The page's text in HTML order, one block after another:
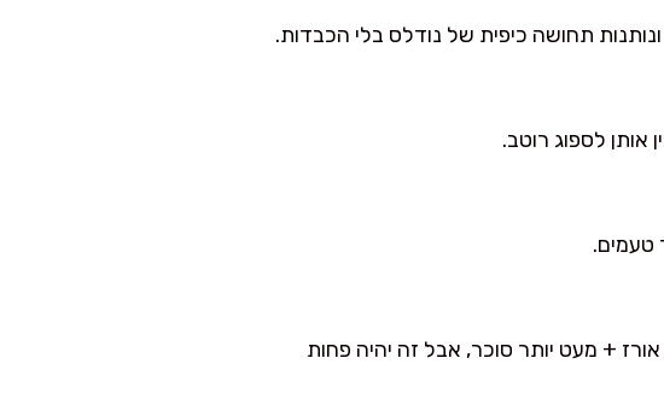
תחושה כיפית של נודלס בלי הכבדות.
טעמים.
פאד תאי. אם אין, אפשר לשלב 1 כף מיץ לימון + 1 כף חומץ אורז + מעט יותר סוכר, אבל זה יהיה פחות